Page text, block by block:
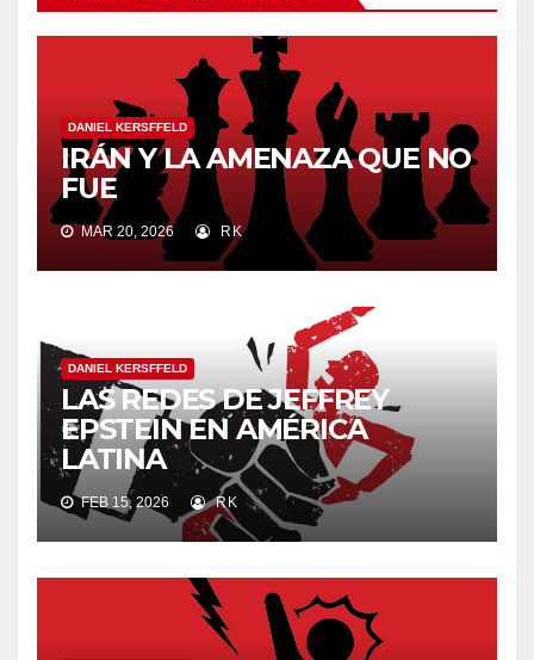
DANIEL KERSFFELD
IRÁN Y LA AMENAZA QUE NO
FUE
MAR 20, 2026 RK
DANIEL KERSFFELD
LAS REDES DE JEFFREY
EPSTEIN EN AMÉRICA
LATINA
FEB 15, 2026 RK